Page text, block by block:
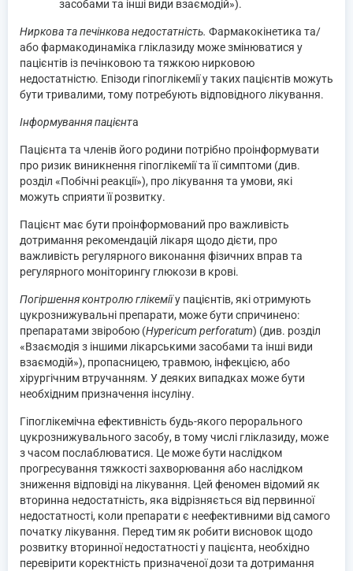
засобами та інші види взаємодій»).
Ниркова та печінкова недостатність. Фармакокінетика та/
або фармакодинаміка гліклазиду може змінюватися у
пацієнтів із печінковою та тяжкою нирковою
недостатністю. Епізоди гіпоглікемії у таких пацієнтів можуть
бути тривалими, тому потребують відповідного лікування.
Інформування пацієнта
Пацієнта та членів його родини потрібно проінформувати
про ризик виникнення гіпоглікемії та її симптоми (див.
розділ «Побічні реакції»), про лікування та умови, які
можуть сприяти її розвитку.
Пацієнт має бути проінформований про важливість
дотримання рекомендацій лікаря щодо дієти, про
важливість регулярного виконання фізичних вправ та
регулярного моніторингу глюкози в крові.
Погіршення контролю глікеміїу пацієнтів, які отримують
цукрознижувальні препарати, може бути спричинено:
препаратами звіробою (Hypericum perforatum) (див. розділ
«Взаємодія з іншими лікарськими засобами та інші види
взаємодій»), пропасницею, травмою, інфекцією, або
хірургічним втручанням. У деяких випадках може бути
необхідним призначення інсуліну.
Гіпоглікемічна ефективність будь-якого перорального
цукрознижувального засобу, в тому числі гліклазиду, може
з часом послаблюватися. Це може бути наслідком
прогресування тяжкості захворювання або наслідком
зниження відповіді на лікування. Цей феномен відомий як
вторинна недостатність, яка відрізняється від первинної
недостатності, коли препарати є неефективними від самого
початку лікування. Перед тим як робити висновок щодо
розвитку вторинної недостатності у пацієнта, необхідно
перевірити коректність призначеної дози та дотримання